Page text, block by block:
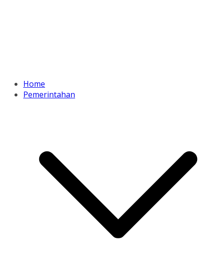
Home
Pemerintahan